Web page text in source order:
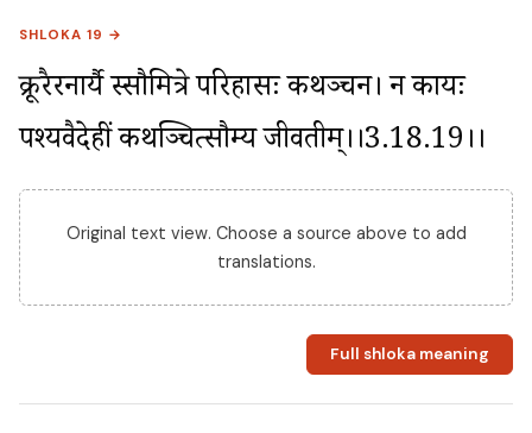
SHLOKA 19 →
क्रूरैरनार्यै स्सौमित्रे परिहासः कथञ्चन। न कार्यः
पश्यवैदेहीं कथञ्चित्सौम्य जीवतीम्।।3.18.19।।
Original text view. Choose a source above to add
translations.
Full shloka meaning